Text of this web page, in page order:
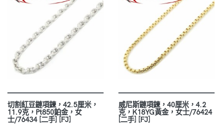
切割紅豆鏈項鍊，42.5厘米，
11.9克，Pt850鉑金，女
士/76434 [二手] [FJ]
威尼斯鏈項鍊，40厘米，4.2
克，K18YG黃金，女士/76424
[二手] [FJ]